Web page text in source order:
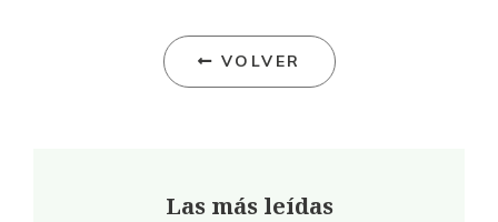
VOLVER
Las más leídas